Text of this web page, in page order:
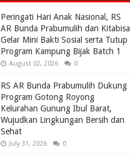
Peringati Hari Anak Nasional, RS
AR Bunda Prabumulih dan Kitabisa
Gelar Mini Bakti Sosial serta Tutup
Program Kampung Bijak Batch 1
August 02, 2026 0
RS AR Bunda Prabumulih Dukung
Program Gotong Royong
Kelurahan Gunung Ibul Barat,
Wujudkan Lingkungan Bersih dan
Sehat
July 31, 2026 0